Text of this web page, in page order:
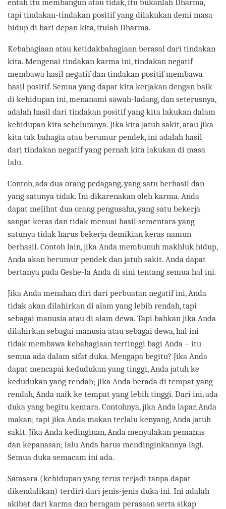
entah itu membangun atau tidak, itu bukanlah Dharma,
tapi tindakan-tindakan positif yang dilakukan demi masa
hidup di hari depan kita, itulah Dharma.
Kebahagiaan atau ketidakbahagiaan berasal dari tindakan
kita. Mengenai tindakan karma ini, tindakan negatif
membawa hasil negatif dan tindakan positif membawa
hasil positif. Semua yang dapat kita kerjakan dengan baik
di kehidupan ini, menanami sawah-ladang, dan seterusnya,
adalah hasil dari tindakan positif yang kita lakukan dalam
kehidupan kita sebelumnya. Jika kita jatuh sakit, atau jika
kita tak bahagia atau berumur pendek, ini adalah hasil
dari tindakan negatif yang pernah kita lakukan di masa
lalu.
Contoh, ada dua orang pedagang, yang satu berhasil dan
yang satunya tidak. Ini dikarenakan oleh karma. Anda
dapat melihat dua orang pengusaha, yang satu bekerja
sangat keras dan tidak menuai hasil sementara yang
satunya tidak harus bekerja demikian keras namun
berhasil. Contoh lain, jika Anda membunuh makhluk hidup,
Anda akan berumur pendek dan jatuh sakit. Anda dapat
bertanya pada Geshe-la Anda di sini tentang semua hal ini.
Jika Anda menahan diri dari perbuatan negatif ini, Anda
tidak akan dilahirkan di alam yang lebih rendah, tapi
sebagai manusia atau di alam dewa. Tapi bahkan jika Anda
dilahirkan sebagai manusia atau sebagai dewa, hal ini
tidak membawa kebahagiaan tertinggi bagi Anda – itu
semua ada dalam sifat duka. Mengapa begitu? Jika Anda
dapat mencapai kedudukan yang tinggi, Anda jatuh ke
kedudukan yang rendah; jika Anda berada di tempat yang
rendah, Anda naik ke tempat yang lebih tinggi. Dari ini, ada
duka yang begitu kentara. Contohnya, jika Anda lapar, Anda
makan; tapi jika Anda makan terlalu kenyang, Anda jatuh
sakit. Jika Anda kedinginan, Anda menyalakan pemanas
dan kepanasan; lalu Anda harus mendinginkannya lagi.
Semua duka semacam ini ada.
Samsara (kehidupan yang terus terjadi tanpa dapat
dikendalikan) terdiri dari jenis-jenis duka ini. Ini adalah
akibat dari karma dan beragam perasaan serta sikap